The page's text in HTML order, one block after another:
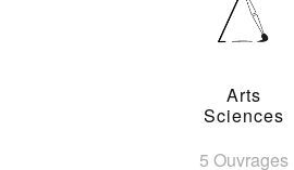
Arts
Sciences
5 Ouvrages